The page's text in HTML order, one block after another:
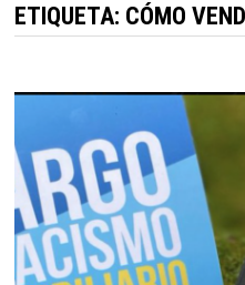
ETIQUETA: CÓMO